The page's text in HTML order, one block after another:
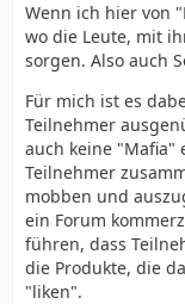
Wenn ich hier von
wo die Leute, mit
sorgen. Also auch
Für mich ist es
Teilnehmer
auch keine "Mafia"
Teilnehmer
mobben und
ein Forum
führen, dass
die Produkte, die
"liken".